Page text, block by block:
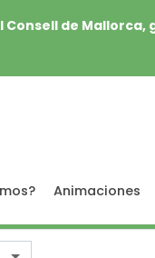
de Mallorca,
Animaciones